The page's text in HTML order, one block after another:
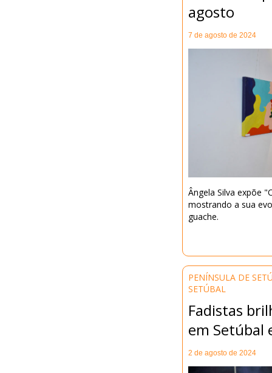
agosto
7 de agosto de 2024
Ângela Silva expõe
mostrando a sua
guache.
PENÍNSULA DE
SETÚBAL
Fadistas
em Setúbal
2 de agosto de 2024